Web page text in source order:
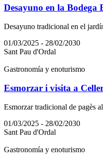
Desayuno en la Bodega
Desayuno tradicional en el
01/03/2025 - 28/02/2030
Sant Pau d'Ordal
Gastronomía y enoturismo
Esmorzar i visita a
Esmorzar tradicional de pagès
01/03/2025 - 28/02/2030
Sant Pau d'Ordal
Gastronomía y enoturismo